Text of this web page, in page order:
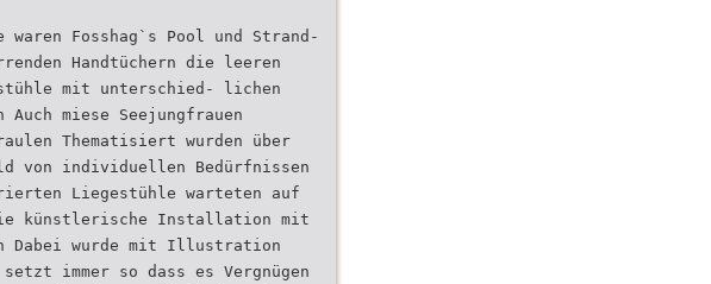
Fosshag`s Pool und Strand-
Handtüchern die leeren
mit unterschied- lichen
miese Seejungfrauen
Thematisiert wurden über
von individuellen Bedürfnissen
Liegestühle warteten auf
künstlerische Installation mit
Dabei wurde mit Illustration
immer so dass es Vergnügen